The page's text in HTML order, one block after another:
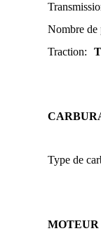
Nombre de
Traction:
Type de
MOTEUR